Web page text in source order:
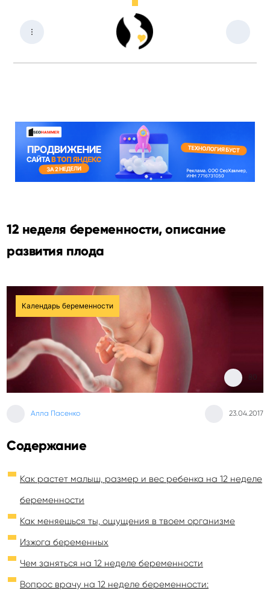
12 неделя беременности, описание
развития плода
Календарь беременности
Алла Пасенко 23.04.2017
80
Содержание
Как растет малыш, размер и вес ребенка на 12 неделе
беременности
Как меняешься ты, ощущения в твоем организме
Изжога беременных
Чем заняться на 12 неделе беременности
Вопрос врачу на 12 неделе беременности: